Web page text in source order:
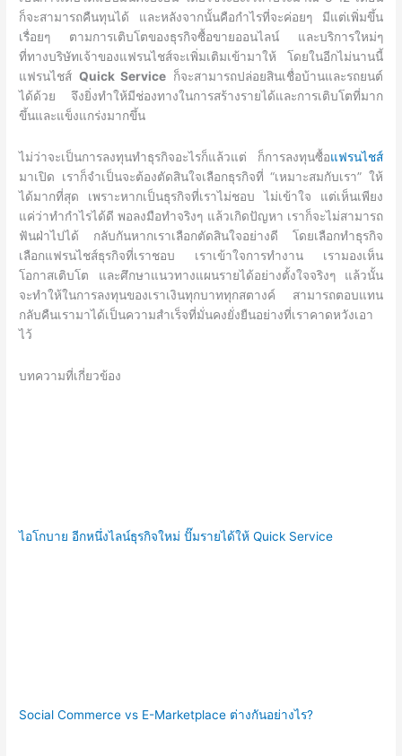
ก็จะสามารถคืนทุนได้ และหลังจากนั้นคือกำไรที่จะค่อยๆ มีแต่เพิ่มขึ้น
เรื่อยๆ ตามการเติบโตของธุรกิจซื้อขายออนไลน์ และบริการใหม่ๆ
ที่ทางบริษัทเจ้าของแฟรนไชส์จะเพิ่มเติมเข้ามาให้ โดยในอีกไม่นานนี้
แฟรนไชส์ Quick Service ก็จะสามารถปล่อยสินเชื่อบ้านและรถยนต์
ได้ด้วย จึงยิ่งทำให้มีช่องทางในการสร้างรายได้และการเติบโตที่มาก
ขึ้นและแข็งแกร่งมากขึ้น
ไม่ว่าจะเป็นการลงทุนทำธุรกิจอะไรก็แล้วแต่ ก็การลงทุนซื้อแฟรนไชส์
มาเปิด เราก็จำเป็นจะต้องตัดสินใจเลือกธุรกิจที่ “เหมาะสมกับเรา” ให้
ได้มากที่สุด เพราะหากเป็นธุรกิจที่เราไม่ชอบ ไม่เข้าใจ แต่เห็นเพียง
แค่ว่าทำกำไรได้ดี พอลงมือทำจริงๆ แล้วเกิดปัญหา เราก็จะไม่สามารถ
ฟันฝ่าไปได้ กลับกันหากเราเลือกตัดสินใจอย่างดี โดยเลือกทำธุรกิจ
เลือกแฟรนไชส์ธุรกิจที่เราชอบ เราเข้าใจการทำงาน เรามองเห็น
โอกาสเติบโต และศึกษาแนวทางแผนรายได้อย่างตั้งใจจริงๆ แล้วนั้น
จะทำให้ในการลงทุนของเราเงินทุกบาททุกสตางค์ สามารถตอบแทน
กลับคืนเรามาได้เป็นความสำเร็จที่มั่นคงยั่งยืนอย่างที่เราคาดหวังเอา
ไว้
บทความที่เกี่ยวข้อง
ไอโกบาย อีกหนึ่งไลน์ธุรกิจใหม่ ปั๊มรายได้ให้ Quick Service
Social Commerce vs E-Marketplace ต่างกันอย่างไร?